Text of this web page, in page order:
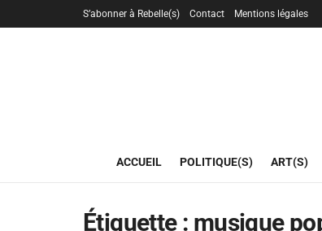
S’abonner à Rebelle(s) Contact Mentions légales
ACCUEIL POLITIQUE(S) ART(S)
Étiquette : musique